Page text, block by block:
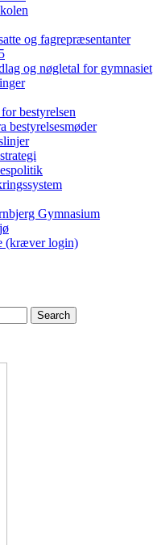
og fagrepræsentanter
og nøgletal for gymnasiet
bestyrelsen
bestyrelsesmøder
Gymnasium
(kræver login)